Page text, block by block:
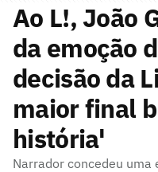
Ao L!, João
da emoção
decisão da
maior final
história'
Narrador concedeu uma